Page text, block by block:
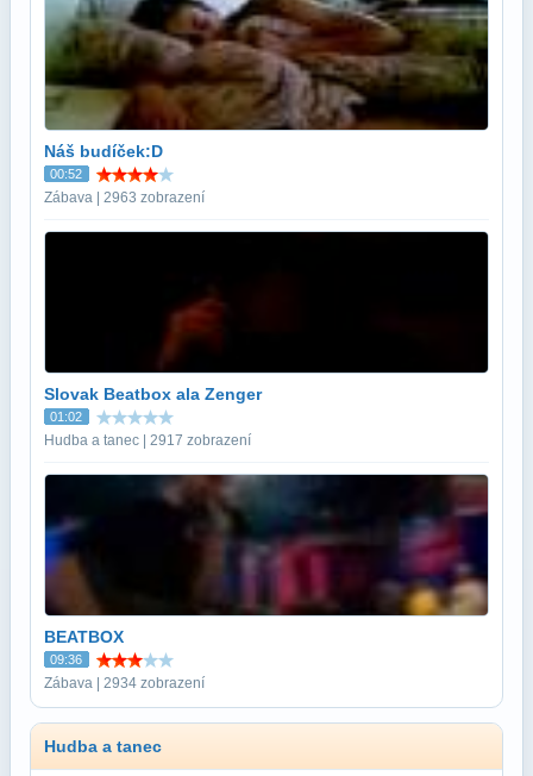
Náš budíček:D
00:52
Zábava | 2963 zobrazení
Slovak Beatbox ala Zenger
01:02
Hudba a tanec | 2917 zobrazení
BEATBOX
09:36
Zábava | 2934 zobrazení
Hudba a tanec